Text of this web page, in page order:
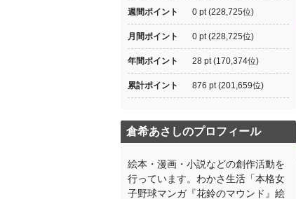
週間ポイント 0 pt (228,725位)
月間ポイント 0 pt (228,725位)
年間ポイント 28 pt (170,374位)
累計ポイント 876 pt (201,659位)
倉希あさしのプロフィール
絵本・漫画・小説などの創作活動を
行っています。わかさ生活「本格女
子野球マンガ『花鈴のマウンド』絵